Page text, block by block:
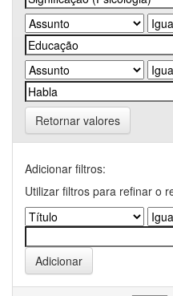
Retornar valores
Adicionar filtros:
Utilizar filtros para refinar o